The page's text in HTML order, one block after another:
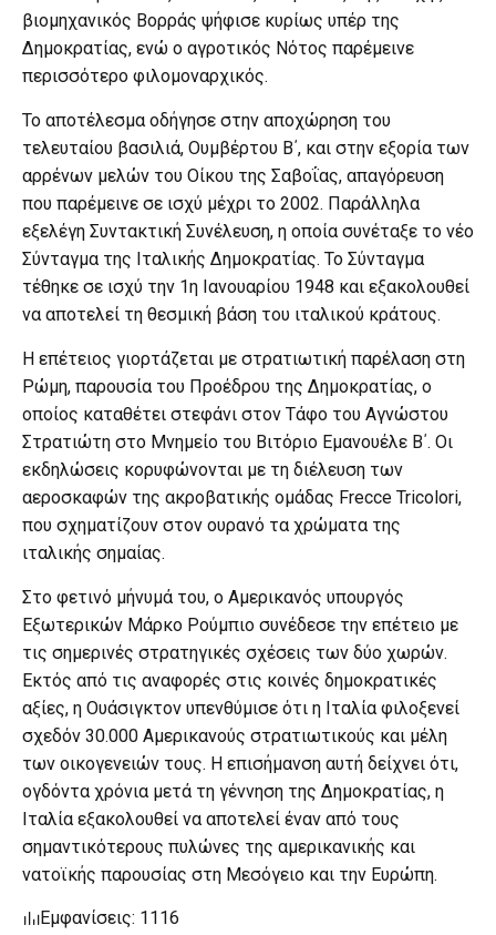
βιομηχανικός Βορράς ψήφισε κυρίως υπέρ της
Δημοκρατίας, ενώ ο αγροτικός Νότος παρέμεινε
περισσότερο φιλομοναρχικός.
Το αποτέλεσμα οδήγησε στην αποχώρηση του
τελευταίου βασιλιά, Ουμβέρτου Β΄, και στην εξορία των
αρρένων μελών του Οίκου της Σαβοΐας, απαγόρευση
που παρέμεινε σε ισχύ μέχρι το 2002. Παράλληλα
εξελέγη Συντακτική Συνέλευση, η οποία συνέταξε το νέο
Σύνταγμα της Ιταλικής Δημοκρατίας. Το Σύνταγμα
τέθηκε σε ισχύ την 1η Ιανουαρίου 1948 και εξακολουθεί
να αποτελεί τη θεσμική βάση του ιταλικού κράτους.
Η επέτειος γιορτάζεται με στρατιωτική παρέλαση στη
Ρώμη, παρουσία του Προέδρου της Δημοκρατίας, ο
οποίος καταθέτει στεφάνι στον Τάφο του Αγνώστου
Στρατιώτη στο Μνημείο του Βιτόριο Εμανουέλε Β΄. Οι
εκδηλώσεις κορυφώνονται με τη διέλευση των
αεροσκαφών της ακροβατικής ομάδας Frecce Tricolori,
που σχηματίζουν στον ουρανό τα χρώματα της
ιταλικής σημαίας.
Στο φετινό μήνυμά του, ο Αμερικανός υπουργός
Εξωτερικών Μάρκο Ρούμπιο συνέδεσε την επέτειο με
τις σημερινές στρατηγικές σχέσεις των δύο χωρών.
Εκτός από τις αναφορές στις κοινές δημοκρατικές
αξίες, η Ουάσιγκτον υπενθύμισε ότι η Ιταλία φιλοξενεί
σχεδόν 30.000 Αμερικανούς στρατιωτικούς και μέλη
των οικογενειών τους. Η επισήμανση αυτή δείχνει ότι,
ογδόντα χρόνια μετά τη γέννηση της Δημοκρατίας, η
Ιταλία εξακολουθεί να αποτελεί έναν από τους
σημαντικότερους πυλώνες της αμερικανικής και
νατοϊκής παρουσίας στη Μεσόγειο και την Ευρώπη.
Εμφανίσεις: 1116